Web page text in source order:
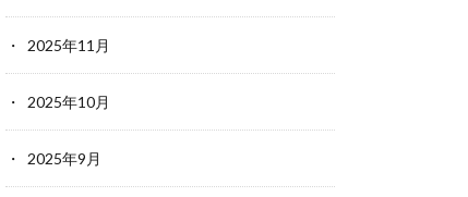
2025年11月
2025年10月
2025年9月